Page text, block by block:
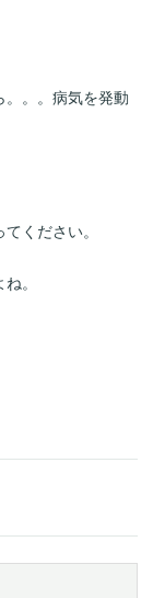
。。。病気を発動
ください。
。